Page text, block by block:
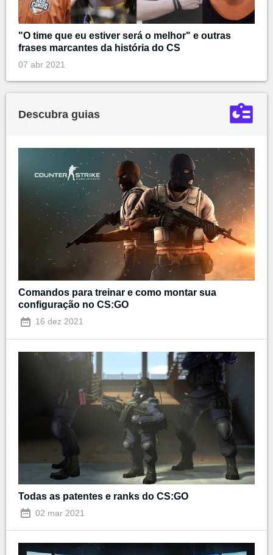
"O time que eu estiver será o melhor" e outras
frases marcantes da história do CS
07 abr 2021
Descubra guias
Comandos para treinar e como montar sua
configuração no CS:GO
16 dez 2021
Todas as patentes e ranks do CS:GO
02 mar 2021